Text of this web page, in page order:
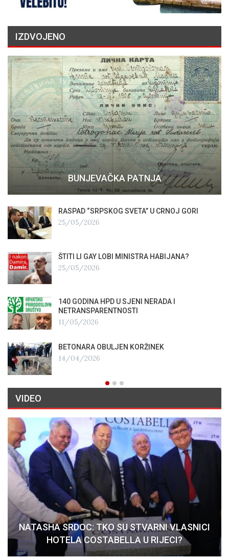
IZDVOJENO
BUNJEVAČKA PATNJA
RASPAD “SRPSKOG SVETA” U CRNOJ GORI
25/05/2026
ŠTITI LI GAY LOBI MINISTRA HABIJANA?
25/05/2026
140 GODINA HPD U SJENI NERADA I
NETRANSPARENTNOSTI
11/05/2026
BETONARA OBULJEN KORŽINEK
14/04/2026
VIDEO
NATASHA SRDOC: TKO SU STVARNI VLASNICI
HOTELA COSTABELLA U RIJECI?